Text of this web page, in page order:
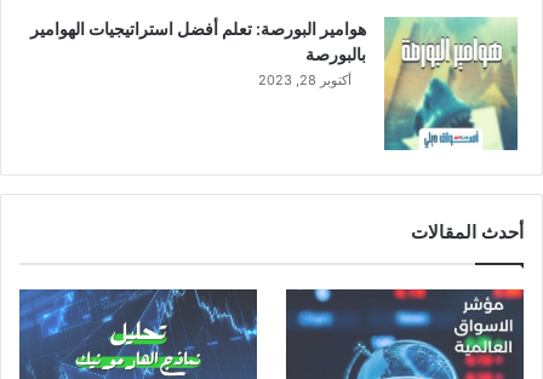
هوامير البورصة: تعلم أفضل استراتيجيات الهوامير
بالبورصة
أكتوبر 28, 2023
أحدث المقالات